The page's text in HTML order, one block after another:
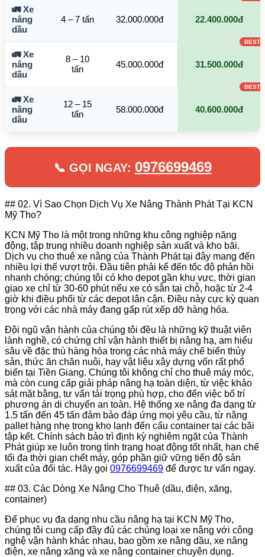
🚛 Xe
nâng
dầu
4 – 7 tấn 32.000.000đ 22.400.000đ
🚛 Xe
nâng
dầu
8 – 10
tấn
45.000.000đ 31.500.000đ
🚛 Xe
nâng
dầu
12 – 15
tấn
58.000.000đ 40.600.000đ
📞 GỌI NGAY: 0976699469
## 02. Vì Sao Chọn Dịch Vụ Xe Nâng Thành Phát Tại KCN
Mỹ Tho?
KCN Mỹ Tho là một trong những khu công nghiệp năng
động, tập trung nhiều doanh nghiệp sản xuất và kho bãi.
Dịch vụ cho thuê xe nâng của Thành Phát tại đây mang đến
nhiều lợi thế vượt trội. Đầu tiên phải kể đến tốc độ phản hồi
nhanh chóng; chúng tôi có kho depot gần khu vực, thời gian
giao xe chỉ từ 30-60 phút nếu xe có sẵn tại chỗ, hoặc từ 2-4
giờ khi điều phối từ các depot lân cận. Điều này cực kỳ quan
trọng với các nhà máy đang gấp rút xếp dỡ hàng hóa.
Đội ngũ vận hành của chúng tôi đều là những kỹ thuật viên
lành nghề, có chứng chỉ vận hành thiết bị nâng hạ, am hiểu
sâu về đặc thù hàng hóa trong các nhà máy chế biến thủy
sản, thức ăn chăn nuôi, hay vật liệu xây dựng vốn rất phổ
biến tại Tiền Giang. Chúng tôi không chỉ cho thuê máy móc,
mà còn cung cấp giải pháp nâng hạ toàn diện, từ việc khảo
sát mặt bằng, tư vấn tải trọng phù hợp, cho đến việc bố trí
phương án di chuyển an toàn. Hệ thống xe nâng đa dạng từ
1.5 tấn đến 45 tấn đảm bảo đáp ứng mọi yêu cầu, từ nâng
pallet hàng nhẹ trong kho lạnh đến cẩu container tại các bãi
tập kết. Chính sách bảo trì định kỳ nghiêm ngặt của Thành
Phát giúp xe luôn trong tình trạng hoạt động tốt nhất, hạn chế
tối đa thời gian chết máy, góp phần giữ vững tiến độ sản
xuất của đối tác. Hãy gọi 0976699469 để được tư vấn ngay.
## 03. Các Dòng Xe Nâng Cho Thuê (dầu, điện, xăng,
container)
Để phục vụ đa dạng nhu cầu nâng hạ tại KCN Mỹ Tho,
chúng tôi cung cấp đầy đủ các chủng loại xe nâng với công
nghệ vận hành khác nhau, bao gồm xe nâng dầu, xe nâng
điện, xe nâng xăng và xe nâng container chuyên dụng.